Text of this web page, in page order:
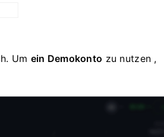
Um ein Demokonto zu nutzen ,